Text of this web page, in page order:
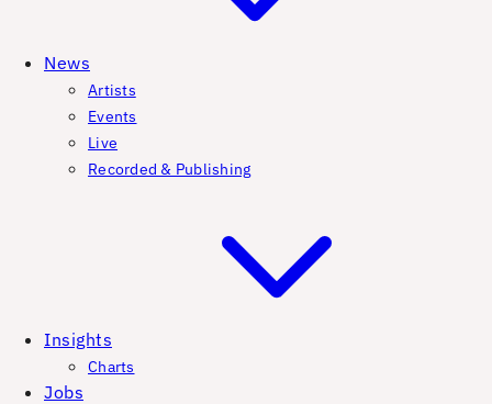
News
Artists
Events
Live
Recorded & Publishing
Insights
Charts
Jobs